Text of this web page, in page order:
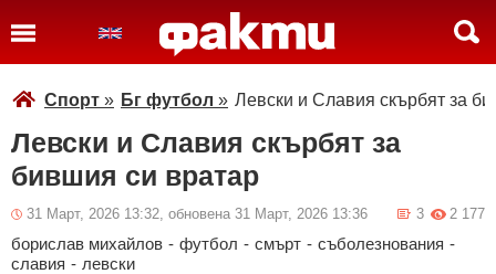
Спорт » Бг футбол » Левски и Славия скърбят за
Левски и Славия скърбят за
бившия си вратар
31 Март, 2026 13:32, обновена 31 Март, 2026 13:36 2 177
3
борислав михайлов - футбол - смърт - съболезнования -
славия - левски